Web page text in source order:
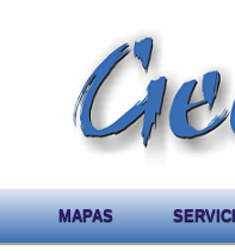
MAPAS